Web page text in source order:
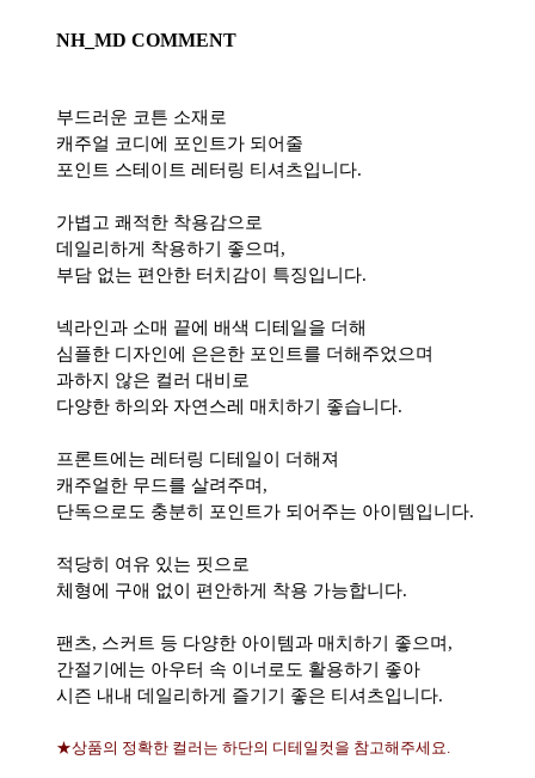
NH_MD COMMENT
부드러운 코튼 소재로
캐주얼 코디에 포인트가 되어줄
포인트 스테이트 레터링 티셔츠입니다.
가볍고 쾌적한 착용감으로
데일리하게 착용하기 좋으며,
부담 없는 편안한 터치감이 특징입니다.
넥라인과 소매 끝에 배색 디테일을 더해
심플한 디자인에 은은한 포인트를 더해주었으며
과하지 않은 컬러 대비로
다양한 하의와 자연스레 매치하기 좋습니다.
프론트에는 레터링 디테일이 더해져
캐주얼한 무드를 살려주며,
단독으로도 충분히 포인트가 되어주는 아이템입니다.
적당히 여유 있는 핏으로
체형에 구애 없이 편안하게 착용 가능합니다.
팬츠, 스커트 등 다양한 아이템과 매치하기 좋으며,
간절기에는 아우터 속 이너로도 활용하기 좋아
시즌 내내 데일리하게 즐기기 좋은 티셔츠입니다.
★상품의 정확한 컬러는 하단의 디테일컷을 참고해주세요.